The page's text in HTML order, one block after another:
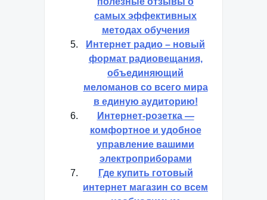
полезные отзывы о
самых эффективных
методах обучения
Интернет радио – новый
формат радиовещания,
объединяющий
меломанов со всего мира
в единую аудиторию!
Интернет-розетка —
комфортное и удобное
управление вашими
электроприборами
Где купить готовый
интернет магазин со всем